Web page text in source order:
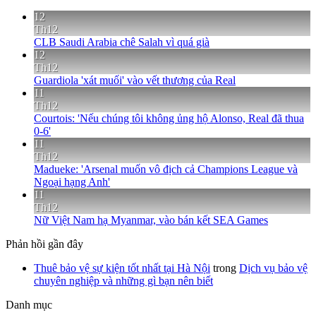
12
Th12
CLB Saudi Arabia chê Salah vì quá già
12
Th12
Guardiola 'xát muối' vào vết thương của Real
11
Th12
Courtois: 'Nếu chúng tôi không ủng hộ Alonso, Real đã thua
0-6'
11
Th12
Madueke: 'Arsenal muốn vô địch cả Champions League và
Ngoại hạng Anh'
11
Th12
Nữ Việt Nam hạ Myanmar, vào bán kết SEA Games
Phản hồi gần đây
Thuê bảo vệ sự kiện tốt nhất tại Hà Nội trong Dịch vụ bảo vệ
chuyên nghiệp và những gì bạn nên biết
Danh mục